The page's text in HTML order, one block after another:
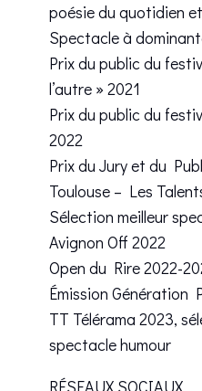
poésie du quotidien
Spectacle à
Prix du public du
l’autre » 2021
Prix du public du
2022
Prix du Jury et du
Toulouse – Les
Sélection meilleur
Avignon Off 2022
Open du Rire 2022-
Émission Génération
TT Télérama 2023,
spectacle humour
RÉSEAUX SOCIAUX